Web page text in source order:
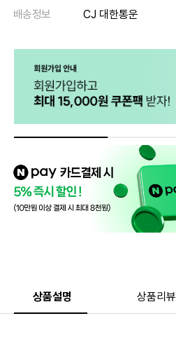
배송정보
CJ 대한통운
상품설명 상품리뷰